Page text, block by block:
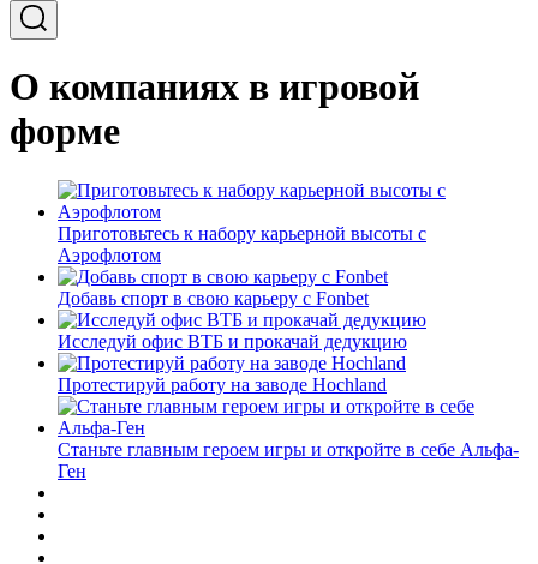
О компаниях в игровой
форме
Приготовьтесь к набору карьерной высоты с
Аэрофлотом
Добавь спорт в свою карьеру с Fonbet
Исследуй офис ВТБ и прокачай дедукцию
Протестируй работу на заводе Hochland
Станьте главным героем игры и откройте в себе Альфа-
Ген